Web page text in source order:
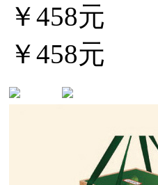
￥458元
￥458元